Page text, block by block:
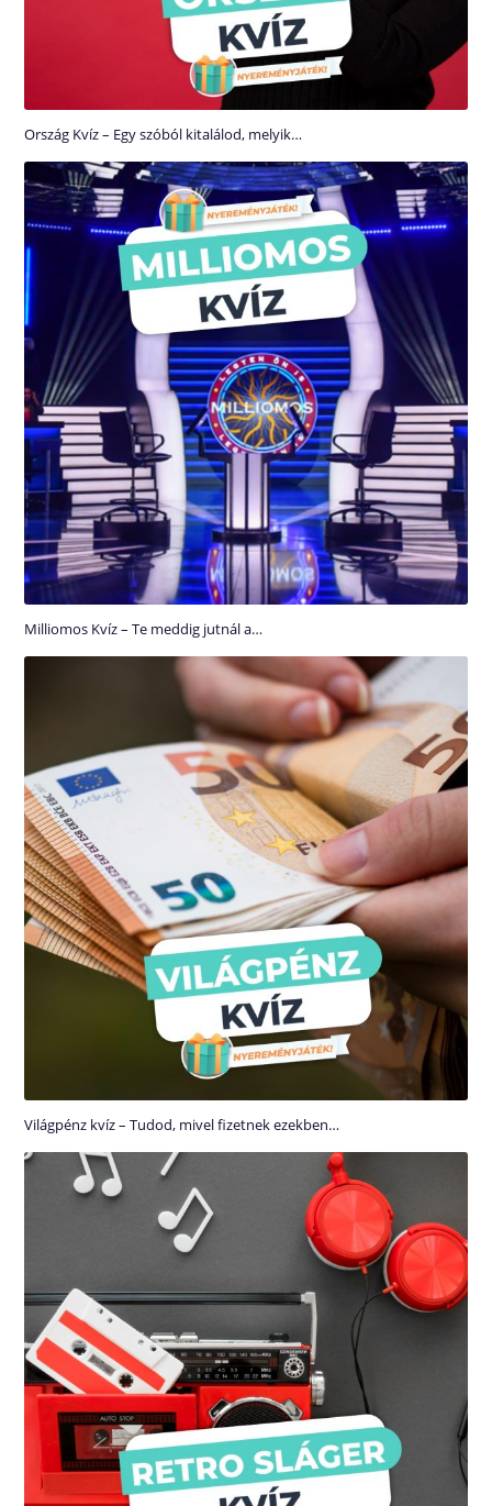
Ország Kvíz – Egy szóból kitalálod, melyik…
Milliomos Kvíz – Te meddig jutnál a…
Világpénz kvíz – Tudod, mivel fizetnek ezekben…